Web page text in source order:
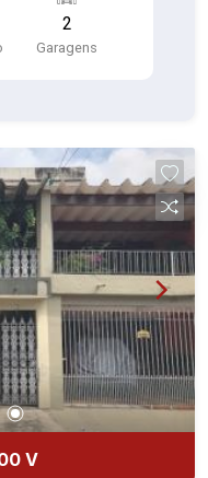
serviço, lavabo e
na parte
2
Garagens
V